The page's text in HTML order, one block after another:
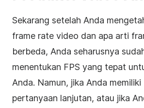
Sekarang setelah Anda
frame rate video dan apa arti
berbeda, Anda seharusnya
menentukan FPS yang tepat
Anda. Namun, jika Anda memiliki
pertanyaan lanjutan, atau jika